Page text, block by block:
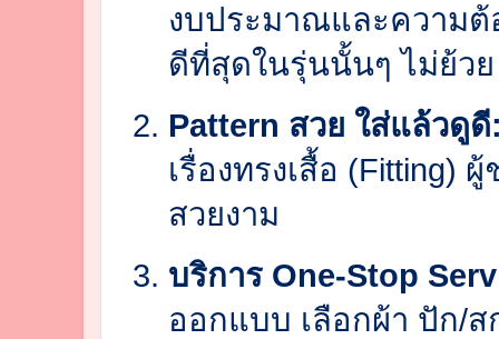
งบประมาณและความต้
ดีที่สุดในรุ่นนั้นๆ ไม่ย้ว
Pattern สวย ใส่แล้วดู
เรื่องทรงเสื้อ (Fitting)
สวยงาม
บริการ One-Stop
ออกแบบ เลือกผ้า ปัก/